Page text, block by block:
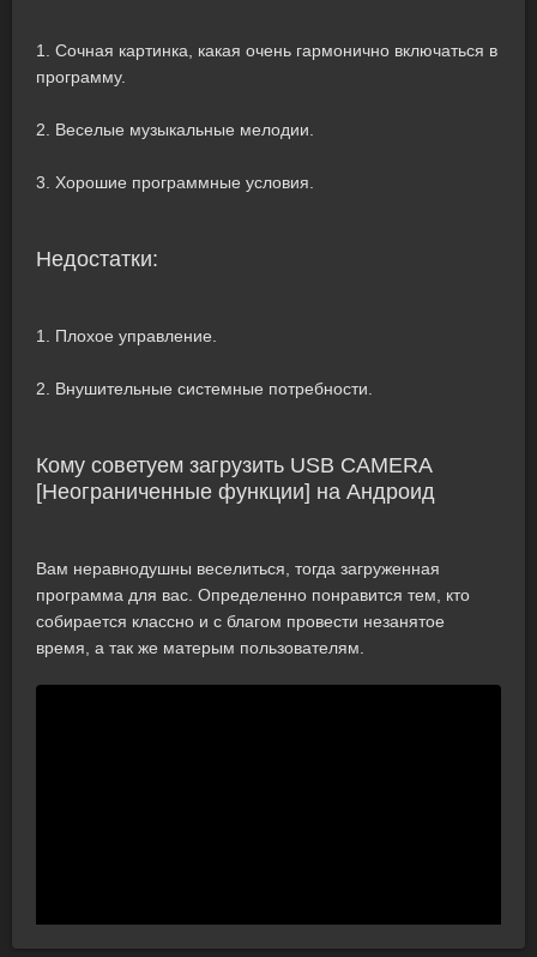
1. Сочная картинка, какая очень гармонично включаться в
программу.
2. Веселые музыкальные мелодии.
3. Хорошие программные условия.
Недостатки:
1. Плохое управление.
2. Внушительные системные потребности.
Кому советуем загрузить USB CAMERA
[Неограниченные функции] на Андроид
Вам неравнодушны веселиться, тогда загруженная
программа для вас. Определенно понравится тем, кто
собирается классно и с благом провести незанятое
время, а так же матерым пользователям.